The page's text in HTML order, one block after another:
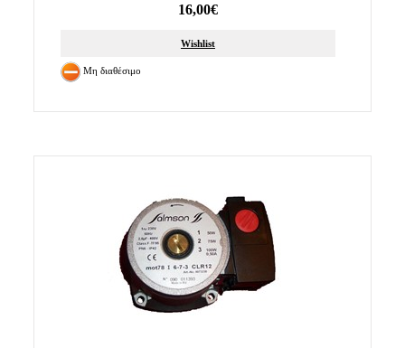
16,00€
Wishlist
Μη διαθέσιμο